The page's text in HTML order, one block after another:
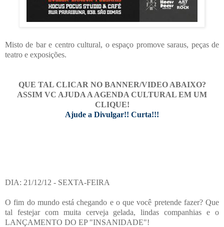
Misto de bar e centro cultural, o espaço promove saraus, peças de
teatro e exposições.
QUE TAL CLICAR NO BANNER/VIDEO ABAIXO?
ASSIM VC AJUDA A AGENDA CULTURAL EM UM
CLIQUE!
Ajude a Divulgar!! Curta!!!
DIA: 21/12/12 - SEXTA-FEIRA
O fim do mundo está chegando e o que você pretende fazer? Que
tal festejar com muita cerveja gelada, lindas companhias e o
LANÇAMENTO DO EP "INSANIDADE"!